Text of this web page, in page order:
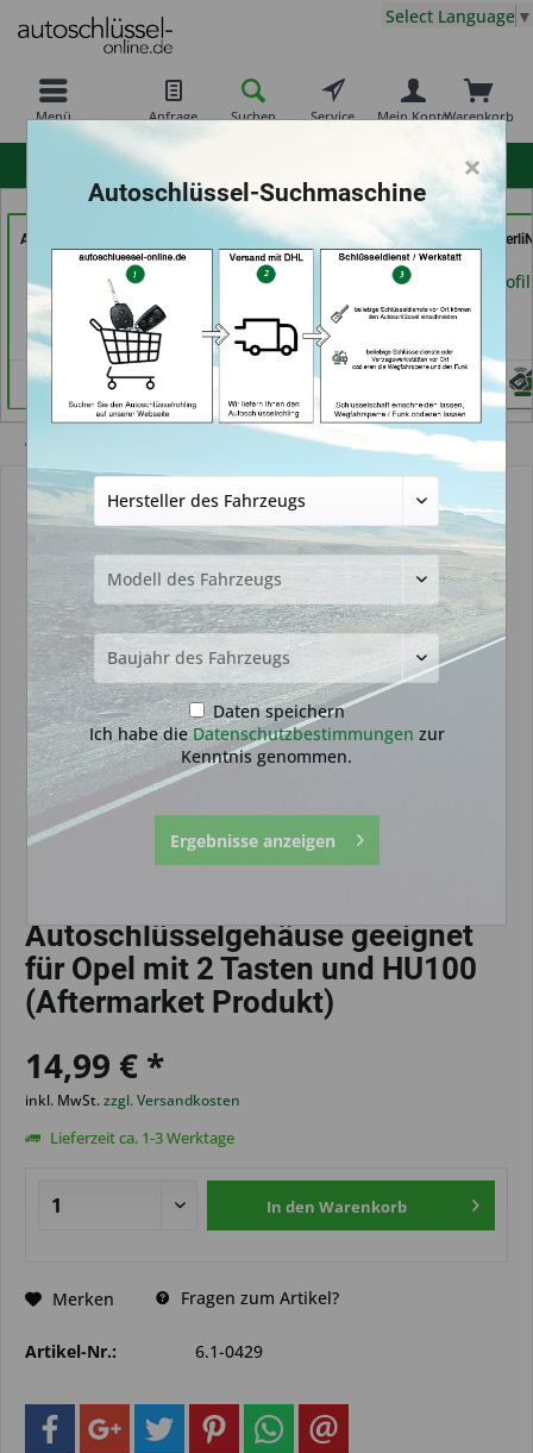
Menü Anfrage Suchen Service Warenkorb
Mein Konto
Select Language ▼
Autoschlüssel Hamburg
(in Hamburg)
Händlerprofil
Service Punkt (in
Bremen)
Händlerprofil
AutoSchlüssel
Berlin)
Händlerprofil
Autoschlüsselgehäuse und Zubehör
Autoschlüsselgehäuse geeignet
für Opel mit 2 Tasten und HU100
(Aftermarket Produkt)
14,99 € *
inkl. MwSt.zzgl. Versandkosten
Lieferzeit ca. 1-3 Werktage
In den Warenkorb
Merken Fragen zum Artikel?
Artikel-Nr.: 6.1-0429
×
Autoschlüssel-Suchmaschine
Daten speichern
Ich habe dieDatenschutzbestimmungen zur
Kenntnis genommen.
Ergebnisse anzeigen